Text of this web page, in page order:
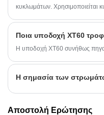
κυκλωμάτων. Χρησιμοποιείται
αποτρέψει την παραμόρφωση
μεταξύ των συστημάτων.
Ποια υποδοχή XT60
Η υποδοχή XT60 συνήθως
Αποστολή Ερώτησης